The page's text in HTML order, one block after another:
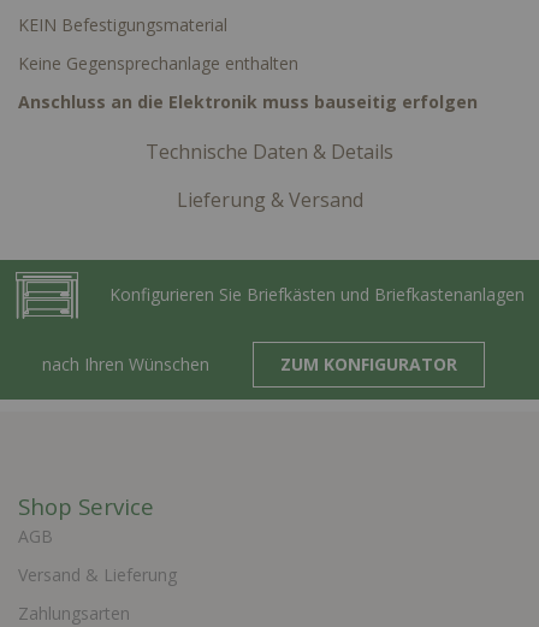
KEIN Befestigungsmaterial
Keine Gegensprechanlage enthalten
Anschluss an die Elektronik muss bauseitig erfolgen
Technische Daten & Details
Lieferung & Versand
Konfigurieren Sie Briefkästen und Briefkastenanlagen
nach Ihren Wünschen ZUM KONFIGURATOR
Shop Service
AGB
Versand & Lieferung
Zahlungsarten